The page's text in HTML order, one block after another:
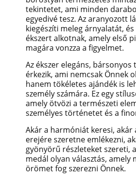
tekintetet, ami minden
egyedivé tesz. Az aranyozott
kiegészíti meleg árnyalatát,
ékszert alkotnak, amely első
magára vonzza a figyelmet.
Az ékszer elegáns, bársonyos
érkezik, ami nemcsak Önnek
hanem tökéletes ajándék is
személy számára. Ez egy
amely ötvözi a természeti
személyes történetet és a
Akár a harmóniát keresi, akár
erejére szeretne emlékezni,
gyönyörű részleteket szereti,
medál olyan választás, amely
örömet fog szerezni Önnek.